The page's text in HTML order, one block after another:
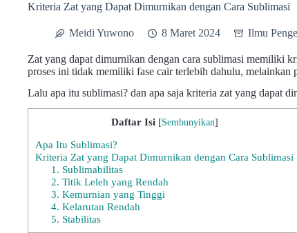
Kriteria Zat yang Dapat Dimurnikan dengan Cara Sublimasi
Meidi Yuwono 8 Maret 2024 Ilmu
Zat yang dapat dimurnikan dengan cara sublimasi memiliki
proses ini tidak memiliki fase cair terlebih dahulu, melainkan
Lalu apa itu sublimasi? dan apa saja kriteria zat yang dapat
Daftar Isi [Sembunyikan]
Apa Itu Sublimasi?
Kriteria Zat yang Dapat Dimurnikan dengan Cara Sublimasi
1. Sublimabilitas
2. Titik Leleh yang Rendah
3. Kemurnian yang Tinggi
4. Kelarutan Rendah
5. Stabilitas